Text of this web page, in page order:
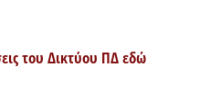
του Δικτύου ΠΔ εδώ